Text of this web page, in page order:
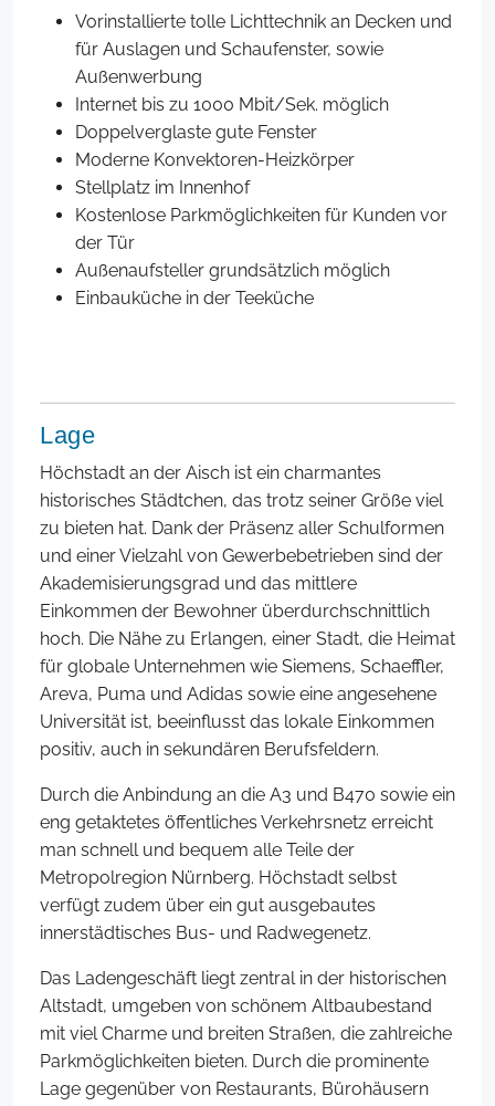
Vorinstallierte tolle Lichttechnik an Decken und
für Auslagen und Schaufenster, sowie
Außenwerbung
Internet bis zu 1000 Mbit/Sek. möglich
Doppelverglaste gute Fenster
Moderne Konvektoren-Heizkörper
Stellplatz im Innenhof
Kostenlose Parkmöglichkeiten für Kunden vor
der Tür
Außenaufsteller grundsätzlich möglich
Einbauküche in der Teeküche
Lage
Höchstadt an der Aisch ist ein charmantes
historisches Städtchen, das trotz seiner Größe viel
zu bieten hat. Dank der Präsenz aller Schulformen
und einer Vielzahl von Gewerbebetrieben sind der
Akademisierungsgrad und das mittlere
Einkommen der Bewohner überdurchschnittlich
hoch. Die Nähe zu Erlangen, einer Stadt, die Heimat
für globale Unternehmen wie Siemens, Schaeffler,
Areva, Puma und Adidas sowie eine angesehene
Universität ist, beeinflusst das lokale Einkommen
positiv, auch in sekundären Berufsfeldern.
Durch die Anbindung an die A3 und B470 sowie ein
eng getaktetes öffentliches Verkehrsnetz erreicht
man schnell und bequem alle Teile der
Metropolregion Nürnberg. Höchstadt selbst
verfügt zudem über ein gut ausgebautes
innerstädtisches Bus- und Radwegenetz.
Das Ladengeschäft liegt zentral in der historischen
Altstadt, umgeben von schönem Altbaubestand
mit viel Charme und breiten Straßen, die zahlreiche
Parkmöglichkeiten bieten. Durch die prominente
Lage gegenüber von Restaurants, Bürohäusern